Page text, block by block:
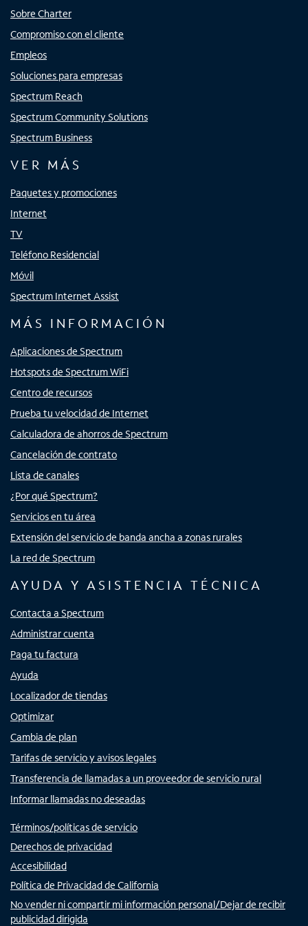
Sobre Charter
Compromiso con el cliente
Empleos
Soluciones para empresas
Spectrum Reach
Spectrum Community Solutions
Spectrum Business
VER MÁS
Paquetes y promociones
Internet
TV
Teléfono Residencial
Móvil
Spectrum Internet Assist
MÁS INFORMACIÓN
Aplicaciones de Spectrum
Hotspots de Spectrum WiFi
Centro de recursos
Prueba tu velocidad de Internet
Calculadora de ahorros de Spectrum
Cancelación de contrato
Lista de canales
¿Por qué Spectrum?
Servicios en tu área
Extensión del servicio de banda ancha a zonas rurales
La red de Spectrum
AYUDA Y ASISTENCIA TÉCNICA
Contacta a Spectrum
Administrar cuenta
Paga tu factura
Ayuda
Localizador de tiendas
Optimizar
Cambia de plan
Tarifas de servicio y avisos legales
Transferencia de llamadas a un proveedor de servicio rural
Informar llamadas no deseadas
Términos/políticas de servicio
Derechos de privacidad
Accesibilidad
Política de Privacidad de California
No vender ni compartir mi información personal/Dejar de recibir
publicidad dirigida